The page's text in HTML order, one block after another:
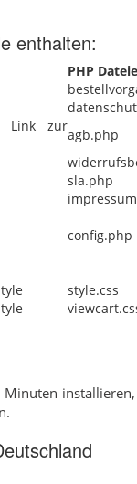
enthalten:
PHP
Link zur
agb.php
sla.php
config.php
style.css